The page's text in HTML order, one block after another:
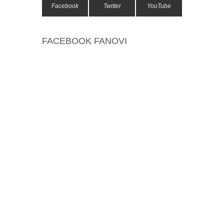
Facebook Twitter YouTube
FACEBOOK FANOVI